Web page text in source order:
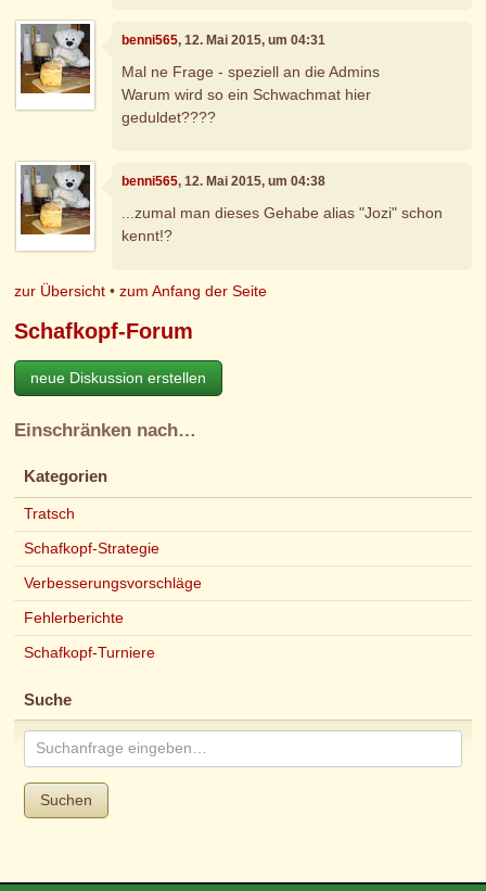
benni565, 12. Mai 2015, um 04:31
Mal ne Frage - speziell an die Admins
Warum wird so ein Schwachmat hier
geduldet????
benni565, 12. Mai 2015, um 04:38
...zumal man dieses Gehabe alias "Jozi" schon
kennt!?
zur Übersicht •zum Anfang der Seite
Schafkopf-Forum
neue Diskussion erstellen
Einschränken nach…
Kategorien
Tratsch
Schafkopf-Strategie
Verbesserungsvorschläge
Fehlerberichte
Schafkopf-Turniere
Suche
Suchen